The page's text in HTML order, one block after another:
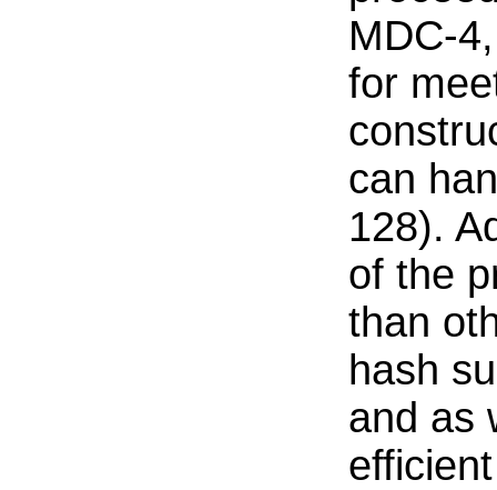
MDC-
for
can
128).
of the
than
hash
and as